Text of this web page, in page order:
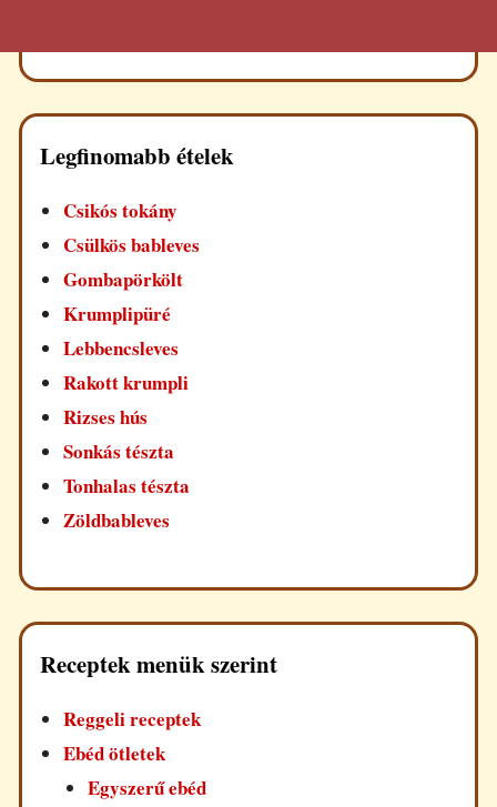
Legfinomabb ételek
Csikós tokány
Csülkös bableves
Gombapörkölt
Krumplipüré
Lebbencsleves
Rakott krumpli
Rizses hús
Sonkás tészta
Tonhalas tészta
Zöldbableves
Receptek menük szerint
Reggeli receptek
Ebéd ötletek
Egyszerű ebéd